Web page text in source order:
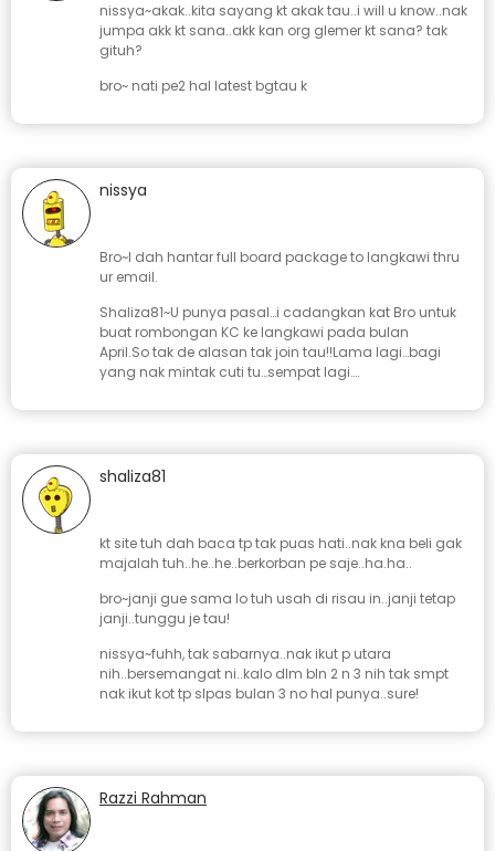
nissya~akak..kita sayang kt akak tau..i will u know..nak
jumpa akk kt sana..akk kan org glemer kt sana? tak
gituh?
bro~ nati pe2 hal latest bgtau k
nissya
Bro~I dah hantar full board package to langkawi thru
ur email.
Shaliza81~U punya pasal…i cadangkan kat Bro untuk
buat rombongan KC ke langkawi pada bulan
April.So tak de alasan tak join tau!!Lama lagi…bagi
yang nak mintak cuti tu…sempat lagi….
shaliza81
kt site tuh dah baca tp tak puas hati..nak kna beli gak
majalah tuh..he..he..berkorban pe saje..ha.ha..
bro~janji gue sama lo tuh usah di risau in..janji tetap
janji..tunggu je tau!
nissya~fuhh, tak sabarnya..nak ikut p utara
nih..bersemangat ni..kalo dlm bln 2 n 3 nih tak smpt
nak ikut kot tp slpas bulan 3 no hal punya..sure!
Razzi Rahman